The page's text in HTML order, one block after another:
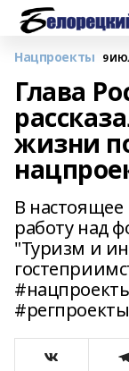
Нацпроекты 9
Глава
жизни
В
работу над
"Туризм и